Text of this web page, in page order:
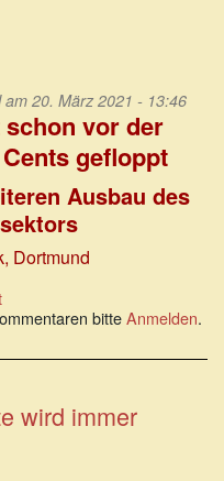
am 20. März 2021 - 13:46
vor der
gefloppt
Ausbau des
Dortmund
bitteAnmelden.
wird immer